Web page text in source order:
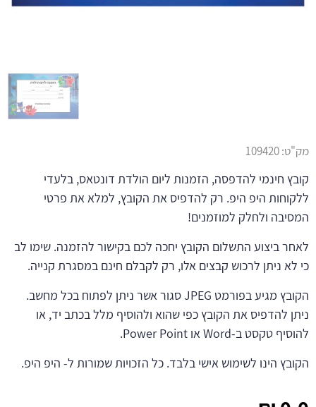
מק"ט:109420
קובץ חינמי להדפסה, הזמנות ליום הולדת דונטאס, בלעדי
ללקוחות היפ היפ. רק להדפיס את הקובץ, למלא את פרטי
המסיבה ולחלק למוזמנים!
לאחר ביצוע התשלום הקובץ יחכה לכם בקישור להזמנה. שימו לב
כי לא ניתן לרכוש קבצים אלו, רק לקבלם חינם במסגרת קנייה.
הקובץ מגיע בפורמט JPEG סגור אשר ניתן לפתוח בכל מחשב.
ניתן להדפיס את הקובץ כפי שהוא ולהוסיף מלל בכתב יד, או
להוסיף טקסט ב-Word או Power Point.
הקובץ הינו לשימוש אישי בלבד. כל הזכויות שמורות ל- היפ היפ.